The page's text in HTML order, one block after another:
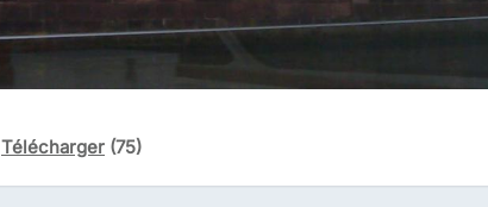
Télécharger (75)